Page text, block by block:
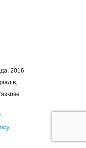
2016